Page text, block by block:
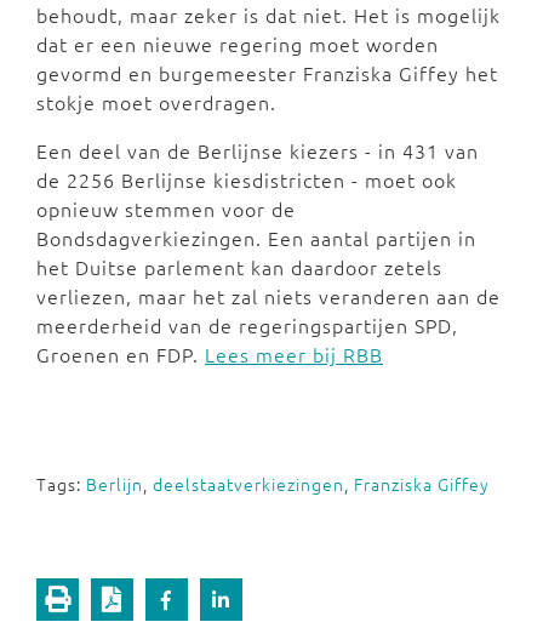
behoudt, maar zeker is dat niet. Het is mogelijk
dat er een nieuwe regering moet worden
gevormd en burgemeester Franziska Giffey het
stokje moet overdragen.
Een deel van de Berlijnse kiezers - in 431 van
de 2256 Berlijnse kiesdistricten - moet ook
opnieuw stemmen voor de
Bondsdagverkiezingen. Een aantal partijen in
het Duitse parlement kan daardoor zetels
verliezen, maar het zal niets veranderen aan de
meerderheid van de regeringspartijen SPD,
Groenen en FDP. Lees meer bij RBB
Tags: Berlijn, deelstaatverkiezingen, Franziska Giffey